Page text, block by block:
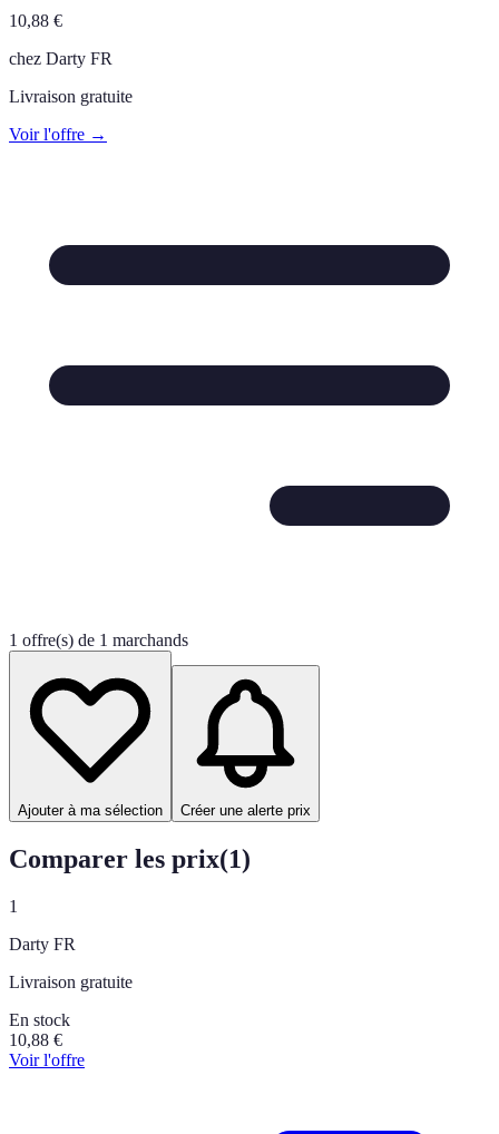
10,88 €
chez Darty FR
Livraison gratuite
Voir l'offre →
1 offre(s) de 1 marchands
Ajouter à ma sélection Créer une alerte prix
Comparer les prix(1)
1
Darty FR
Livraison gratuite
En stock
10,88 €
Voir l'offre